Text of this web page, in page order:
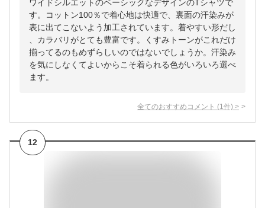
ワイドシルエットのベーシックなデザインのTシャツで
す。コットン100％で着心地は快適で、裏面の汗染みが
表に出てこないよう加工されています。着やすい形だし
、カラバリがとても豊富です。くすみトーンがこれだけ
揃ってるのもめずらしいのではないでしょうか。汗染み
を気にしなくてよいからこそ着られる色がいろいろ選べ
ます。
全てのおすすめコメント (1 件) >
12